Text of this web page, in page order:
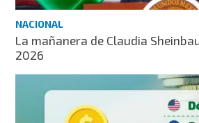
NACIONAL
La mañanera de Claudia
2026